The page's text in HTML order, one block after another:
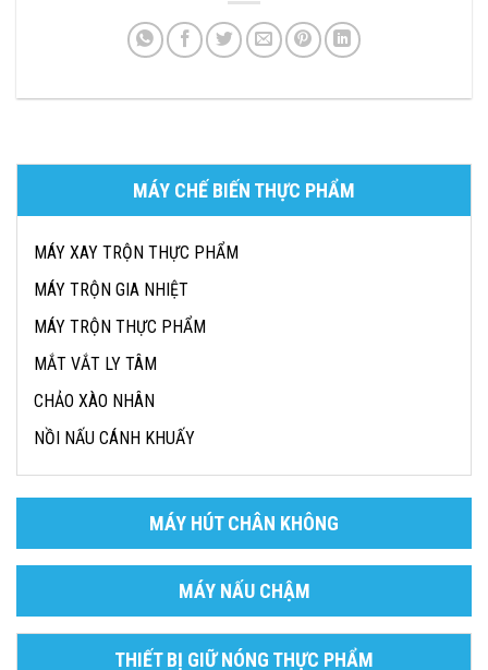
MÁY CHẾ BIẾN THỰC PHẨM
MÁY XAY TRỘN THỰC PHẨM
MÁY TRỘN GIA NHIỆT
MÁY TRỘN THỰC PHẨM
MẮT VẮT LY TÂM
CHẢO XÀO NHÂN
NỒI NẤU CÁNH KHUẤY
MÁY HÚT CHÂN KHÔNG
MÁY NẤU CHẬM
THIẾT BỊ GIỮ NÓNG THỰC PHẨM